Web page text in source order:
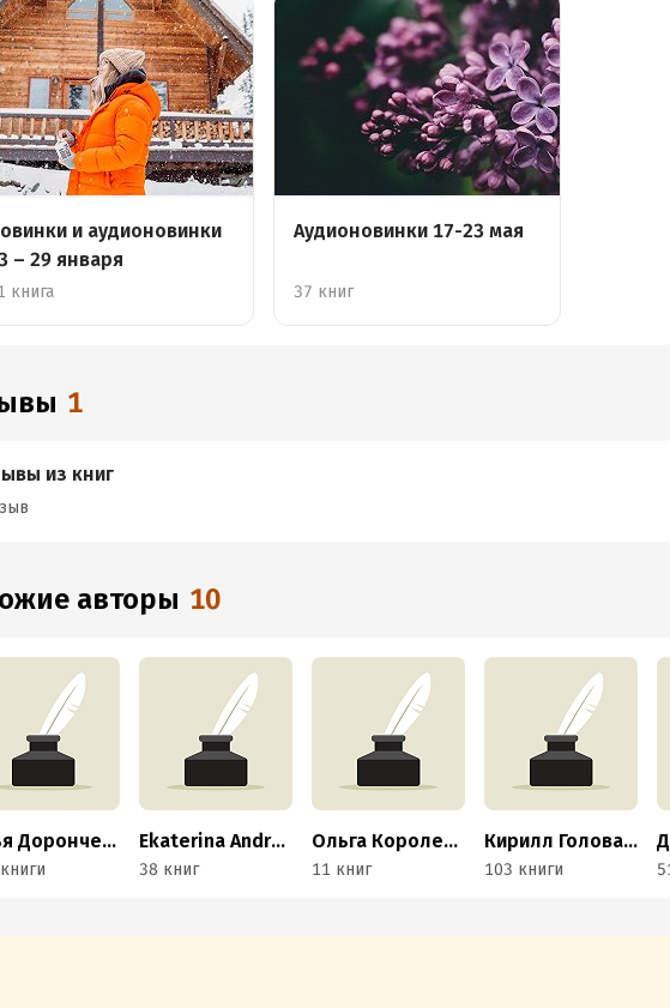
и аудионовинки
– 29 января
книга
Аудионовинки 17-23 мая
37 книг
1
из книг
авторы 10
Илья Доронченков Ekaterina Andreeva
38 книг
Ольга Королева, Алиса Турцева
11 книг
Кирилл Головастиков
103 книги